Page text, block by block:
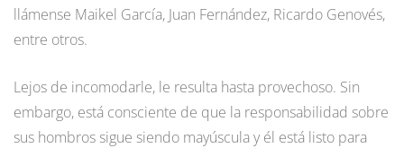
llámense Maikel García, Juan Fernández, Ricardo Genovés,
entre otros.
Lejos de incomodarle, le resulta hasta provechoso. Sin
embargo, está consciente de que la responsabilidad sobre
sus hombros sigue siendo mayúscula y él está listo para